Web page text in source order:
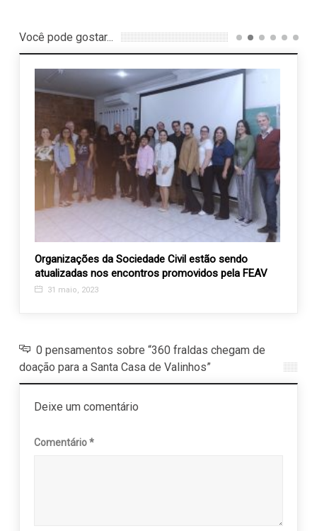
Você pode gostar...
Organizações da Sociedade Civil estão sendo
atualizadas nos encontros promovidos pela FEAV
31 maio, 2023
0 pensamentos sobre “360 fraldas chegam de
doação para a Santa Casa de Valinhos”
Deixe um comentário
Comentário*